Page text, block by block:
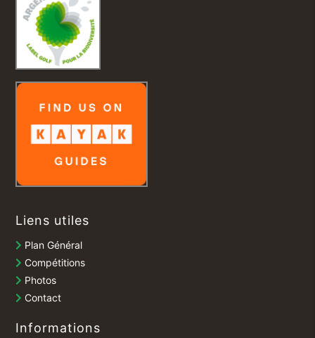
Liens utiles
Plan Général
Compétitions
Photos
Contact
Informations